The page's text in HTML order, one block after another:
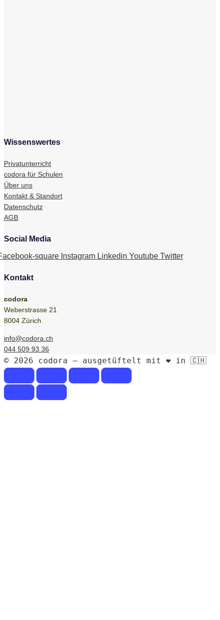
Wissenswertes
Privatunterricht
codora für Schulen
Über uns
Kontakt & Standort
Datenschutz
AGB
Social Media
square Instagram Linkedin Youtube Twitter
Kontakt
codora
Weberstrasse 21
8004 Zürich
info@codora.ch
044 509 93 36
© 2026 codora – ausgetüftelt mit ❤️ in 🇨🇭